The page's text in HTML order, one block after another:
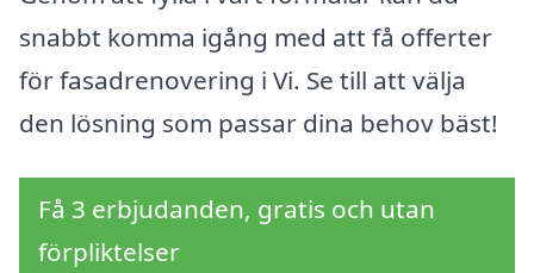
snabbt komma igång med att få offerter
för fasadrenovering i Vi. Se till att välja
den lösning som passar dina behov bäst!
Få 3 erbjudanden, gratis och utan
förpliktelser